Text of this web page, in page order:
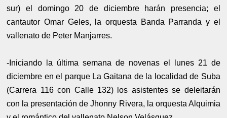
sur) el domingo 20 de diciembre harán presencia; el
cantautor Omar Geles, la orquesta Banda Parranda y el
vallenato de Peter Manjarres.
-Iniciando la última semana de novenas el lunes 21 de
diciembre en el parque La Gaitana de la localidad de Suba
(Carrera 116 con Calle 132) los asistentes se deleitarán
con la presentación de Jhonny Rivera, la orquesta Alquimia